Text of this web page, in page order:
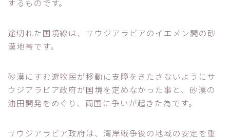
するものです。
途切れた国境線は、サウジアラビアのイエメン間の砂
漠地帯です。
砂漠にすむ遊牧民が移動に支障をきたさないようにサ
ウジアラビア政府が国境を定めなかった事と、砂漠の
油田開発をめぐり、両国に争いが起きた為です。
サウジアラビア政府は、湾岸戦争後の地域の安定を重